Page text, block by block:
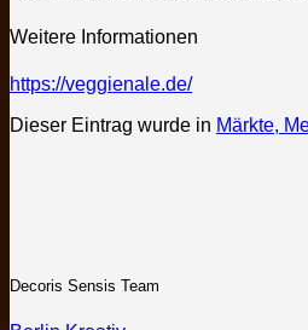
Weitere Informationen
https://veggienale.de/
Dieser Eintrag wurde in Märkte,
Decoris Sensis Team